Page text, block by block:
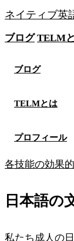
ネイティブ英
ブログ TELM
ブログ
TELMとは
プロフィール
各技能の効果
日本語の
私たち成人の